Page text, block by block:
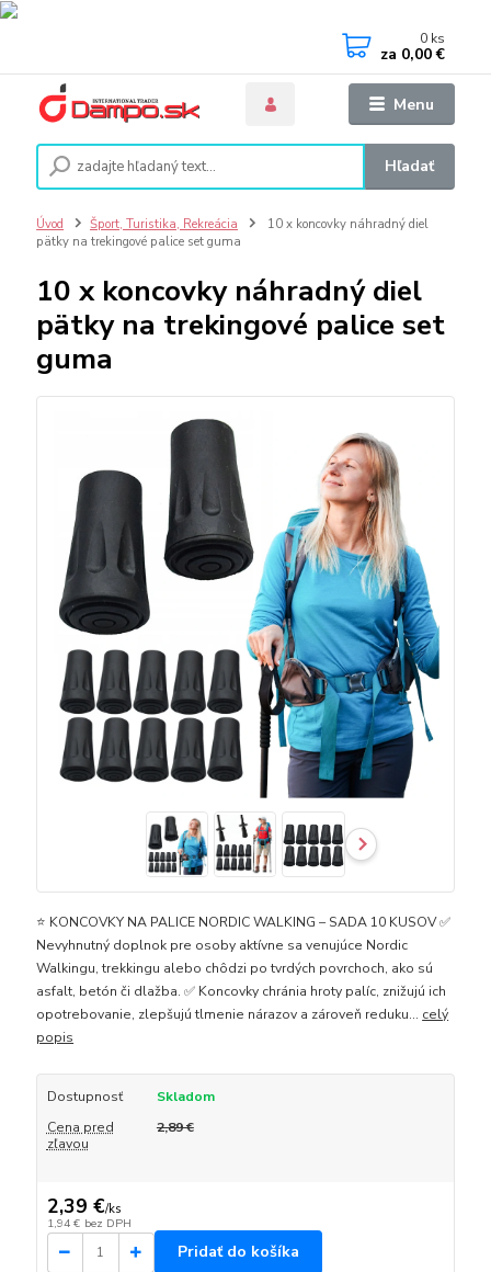
Menu
Hľadať
0 ks
za 0,00 €
Úvod Šport, Turistika, Rekreácia
10 x koncovky náhradný diel
pätky na trekingové palice set guma
10 x koncovky náhradný diel
pätky na trekingové palice set
guma
⭐️ KONCOVKY NA PALICE NORDIC WALKING – SADA 10 KUSOV ✅
Nevyhnutný doplnok pre osoby aktívne sa venujúce Nordic
Walkingu, trekkingu alebo chôdzi po tvrdých povrchoch, ako sú
asfalt, betón či dlažba. ✅ Koncovky chránia hroty palíc, znižujú ich
opotrebovanie, zlepšujú tlmenie nárazov a zároveň reduku... celý
popis
Dostupnosť
Skladom
Cena pred
zľavou
2,89 €
2,39 €/ks
1,94 € bez DPH
Pridať do košíka